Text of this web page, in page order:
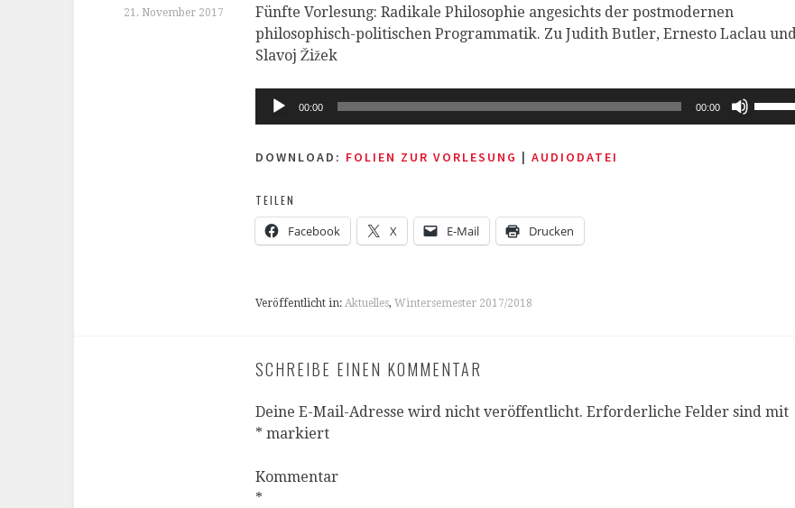
21. November 2017
Fünfte Vorlesung: Radikale Philosophie angesichts der postmodernen
philosophisch-politischen Programmatik. Zu Judith Butler, Ernesto Laclau
Slavoj Žižek
Audio-
00:00 00:00
DOWNLOAD: FOLIEN ZUR VORLESUNG | AUDIODATEI
TEILEN
Facebook X E-Mail Drucken
Veröffentlicht in: Aktuelles, Wintersemester 2017/2018
SCHREIBE EINEN KOMMENTAR
Deine E-Mail-Adresse wird nicht veröffentlicht. Erforderliche Felder sind mit
* markiert
Kommentar
*